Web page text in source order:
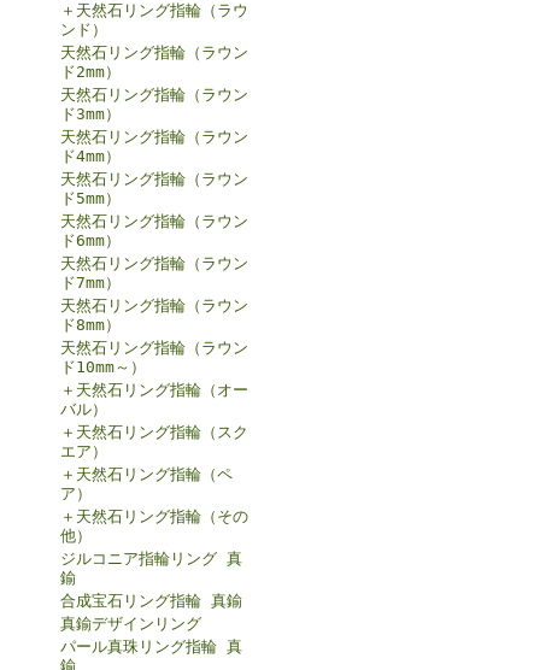
＋天然石リング指輪（ラウ
ンド）
天然石リング指輪（ラウン
ド2mm）
天然石リング指輪（ラウン
ド3mm）
天然石リング指輪（ラウン
ド4mm）
天然石リング指輪（ラウン
ド5mm）
天然石リング指輪（ラウン
ド6mm）
天然石リング指輪（ラウン
ド7mm）
天然石リング指輪（ラウン
ド8mm）
天然石リング指輪（ラウン
ド10mm～）
＋天然石リング指輪（オー
バル）
＋天然石リング指輪（スク
エア）
＋天然石リング指輪（ペ
ア）
＋天然石リング指輪（その
他）
ジルコニア指輪リング 真
鍮
合成宝石リング指輪 真鍮
真鍮デザインリング
パール真珠リング指輪 真
鍮